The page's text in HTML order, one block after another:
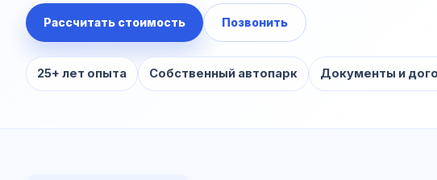
Рассчитать стоимость Позвонить
25+ лет опыта Собственный автопарк Документы и